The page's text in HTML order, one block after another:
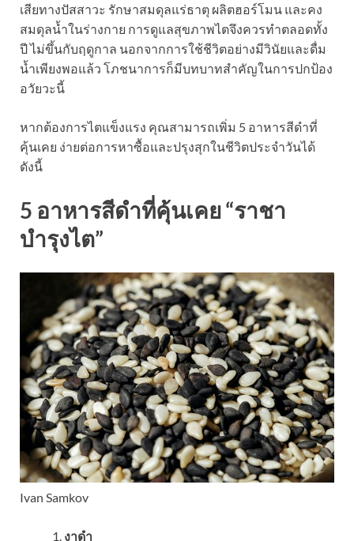
เสียทางปัสสาวะ รักษาสมดุลแร่ธาตุ ผลิตฮอร์โมน และคง
สมดุลน้ำในร่างกาย การดูแลสุขภาพไตจึงควรทำตลอดทั้ง
ปี ไม่ขึ้นกับฤดูกาล นอกจากการใช้ชีวิตอย่างมีวินัยและดื่ม
น้ำเพียงพอแล้ว โภชนาการก็มีบทบาทสำคัญในการปกป้อง
อวัยวะนี้
หากต้องการไตแข็งแรง คุณสามารถเพิ่ม 5 อาหารสีดำที่
คุ้นเคย ง่ายต่อการหาซื้อและปรุงสุกในชีวิตประจำวันได้
ดังนี้
5 อาหารสีดำที่คุ้นเคย “ราชา
บำรุงไต”
Ivan Samkov
งาดำ